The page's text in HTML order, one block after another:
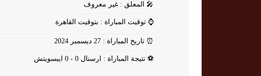
🎤 المعلق : غير معروف
⌚ توقيت المباراة : بتوقيت القاهرة
⏰ تاريخ المباراة : 27 ديسمبر 2024
⚽ نتيجة المباراة : ارسنال 0 - 0 ايبسويتش